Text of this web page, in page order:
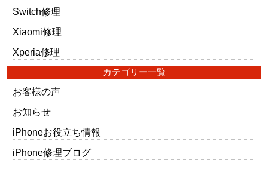
Switch修理
Xiaomi修理
Xperia修理
カテゴリー一覧
お客様の声
お知らせ
iPhoneお役立ち情報
iPhone修理ブログ